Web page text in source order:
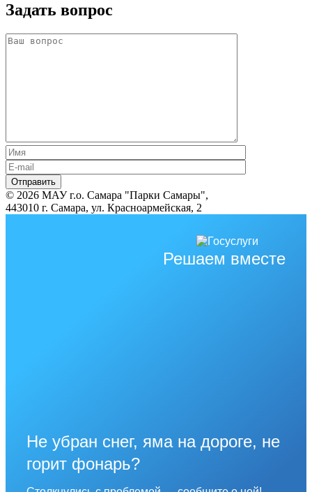
Задать вопрос
© 2026 МАУ г.о. Самара "Парки Самары",
443010 г. Самара, ул. Красноармейская, 2
Решаем вместе
Не убран снег, яма на дороге, не
горит фонарь?